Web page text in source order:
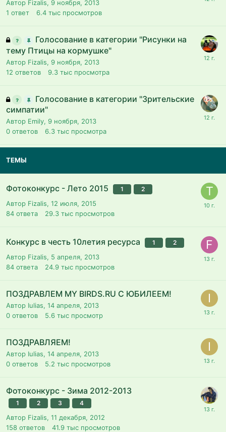
Автор Fizalis, 9 ноября, 2013
1 ответ 6.4 тыс просмотров
Голосование в категории "Рисунки на
тему Птицы на кормушке"
Автор Fizalis, 9 ноября, 2013
12 ответов 9.3 тыс просмотра
Голосование в категории "Зрительские
симпатии"
Автор Emily, 9 ноября, 2013
0 ответов 6.3 тыс просмотра
ТЕМЫ
Фотоконкурс - Лето 2015 1 2
Автор Fizalis, 12 июля, 2015
84 ответа 29.3 тыс просмотров
Конкурс в честь 10летия ресурса 1 2
Автор Fizalis, 5 апреля, 2013
84 ответа 24.9 тыс просмотров
ПОЗДРАВЛЕМ MY BIRDS.RU C ЮБИЛЕЕМ!
Автор Iulias, 14 апреля, 2013
0 ответов 5.6 тыс просмотр
ПОЗДРАВЛЯЕМ!
Автор Iulias, 14 апреля, 2013
0 ответов 5.2 тыс просмотров
Фотоконкурс - Зима 2012-2013
1 2 3 4
Автор Fizalis, 11 декабря, 2012
158 ответов 41.9 тыс просмотров